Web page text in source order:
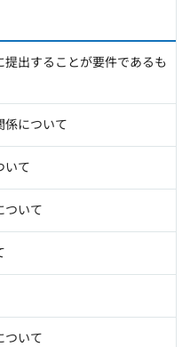
出することが要件であるも
係について
いて
ついて
ついて